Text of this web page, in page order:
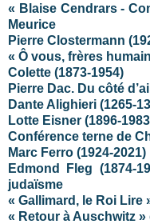
« Blaise Cendrars -
Meurice
Pierre Clostermann
« Ô vous, frères
Colette (1873-1954)
Pierre Dac. Du côté
Dante Alighieri (1265-
Lotte Eisner (1896-
Conférence terne de
Marc Ferro (1924-2021)
Edmond Fleg (1874-
judaïsme
« Gallimard, le Roi Lire
« Retour à Auschwitz